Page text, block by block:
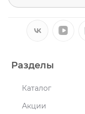
Разделы
Каталог
Акции